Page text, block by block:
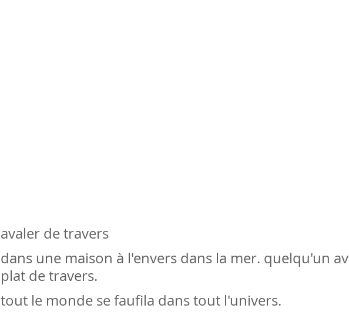
avaler de travers
dans une maison à l'envers dans la mer. quelqu'un
plat de travers.
tout le monde se faufila dans tout l'univers.